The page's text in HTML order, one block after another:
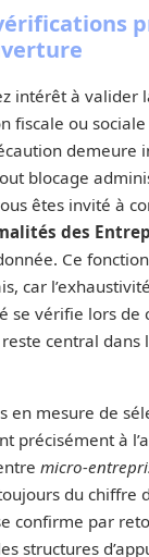
intérêt à valider
fiscale ou
demeure
blocage
êtes invité à
des
Ce
car
se vérifie lors de
central dans
en mesure de
précisément à
micro-
du chiffre
confirme par
structures